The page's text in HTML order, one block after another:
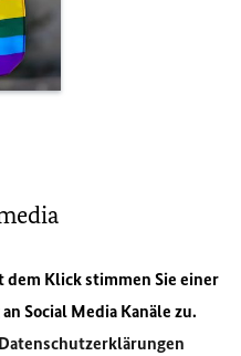
Klick stimmen Sie einer
Social Media Kanäle zu.
Datenschutzerklärungen